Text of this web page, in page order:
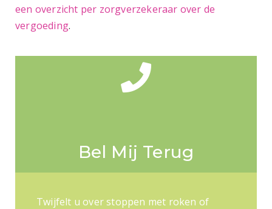
een overzicht per zorgverzekeraar over de
vergoeding.
Bel Mij Terug
Twijfelt u over stoppen met roken of